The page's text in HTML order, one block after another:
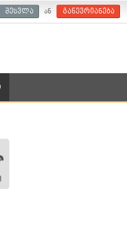
შესვლა ან გაწევრიანება